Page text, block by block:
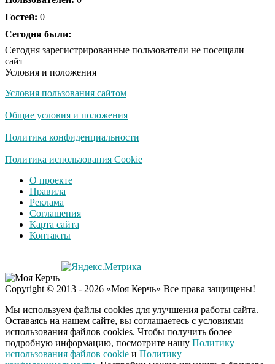
Гостей: 0
Сегодня были:
Сегодня зарегистрированные пользователи не посещали
сайт
Условия и положения
Условия пользования сайтом
Общие условия и положения
Политика конфиденциальности
Политика использования Cookie
О проекте
Правила
Реклама
Соглашения
Карта сайта
Контакты
Copyright © 2013 - 2026 «Моя Керчь» Все права защищены!
Мы используем файлы cookies для улучшения работы сайта.
Оставаясь на нашем сайте, вы соглашаетесь с условиями
использования файлов cookies. Чтобы получить более
подробную информацию, посмотрите нашу Политику
использования файлов cookie и Политику